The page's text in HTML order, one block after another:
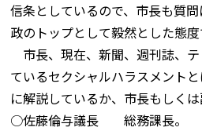
信条としているので、市長も質
政のトップとして毅然とした態度
市長、現在、新聞、週刊誌、
ているセクシャルハラスメント
に解説しているか、市長もしくは
○佐藤倫与議長 総務課長。